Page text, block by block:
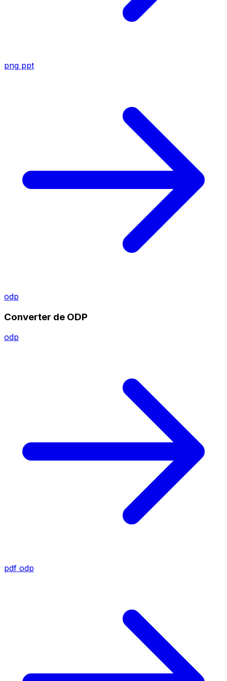
png ppt
odp
Converter de ODP
odp
pdf odp